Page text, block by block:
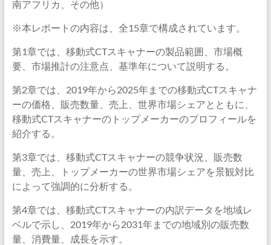
南アフリカ、その他）
※本レポートの内容は、全15章で構成されています。
第1章では、移動式CTスキャナーの製品範囲、市場概
要、市場推計の注意点、基準年について説明する。
第2章では、2019年から2025年までの移動式CTスキャナ
ーの価格、販売数量、売上、世界市場シェアとともに、
移動式CTスキャナーのトップメーカーのプロフィールを
紹介する。
第3章では、移動式CTスキャナーの競争状況、販売数
量、売上、トップメーカーの世界市場シェアを景観対比
によって強調的に分析する。
第4章では、移動式CTスキャナーの内訳データを地域レ
ベルで示し、2019年から2031年までの地域別の販売数
量、消費量、成長を示す。